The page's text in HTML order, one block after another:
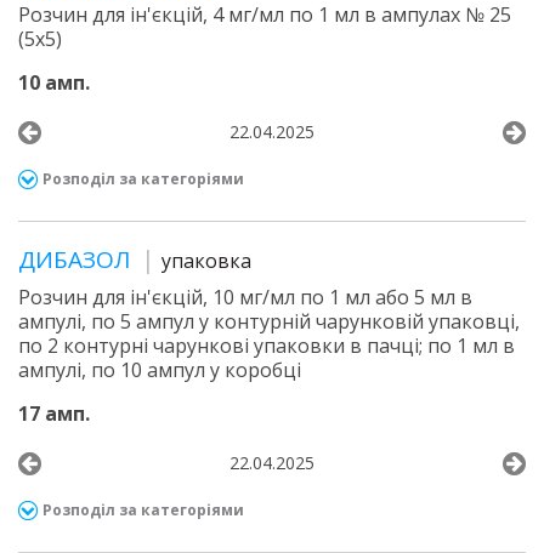
Розчин для ін'єкцій, 4 мг/мл по 1 мл в ампулах № 25
(5х5)
10 амп.
22.04.2025
Розподіл за категоріями
ДИБАЗОЛ
упаковка
Розчин для ін'єкцій, 10 мг/мл по 1 мл або 5 мл в
ампулі, по 5 ампул у контурній чарунковій упаковці,
по 2 контурні чарункові упаковки в пачці; по 1 мл в
ампулі, по 10 ампул у коробці
17 амп.
22.04.2025
Розподіл за категоріями